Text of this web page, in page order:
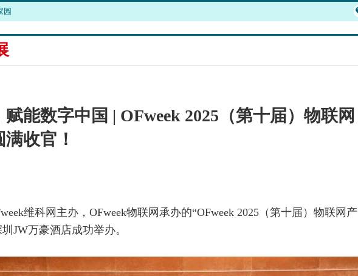
园
能数字中国 | OFweek 2025（第十届）物联网
收官！
维科网主办，OFweek物联网 承办的“OFweek 2025（第十届）物联网产
JW万豪酒店成功举办。